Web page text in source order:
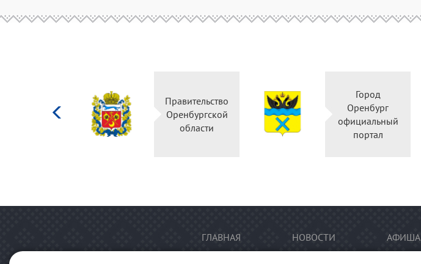
Правительство
Оренбургской
области
Город
Оренбург
официальный
портал
ГЛАВНАЯ НОВОСТИ АФИША